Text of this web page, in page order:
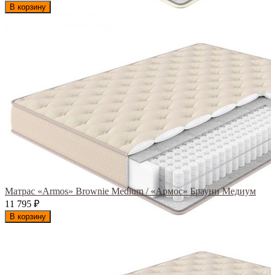
В корзину
Матрас «Armos» Brownie Medium / «Армос» Брауни Медиум
11 795 ₽
В корзину